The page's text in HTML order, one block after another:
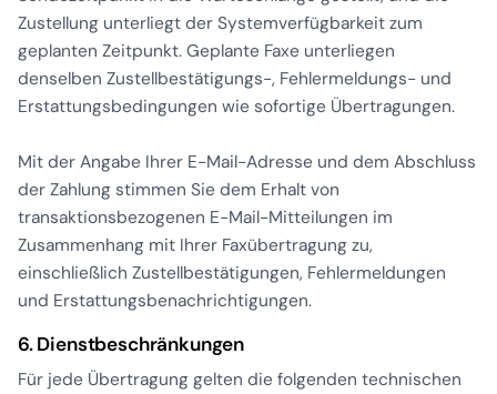
Zustellung unterliegt der Systemverfügbarkeit zum
geplanten Zeitpunkt. Geplante Faxe unterliegen
denselben Zustellbestätigungs-, Fehlermeldungs- und
Erstattungsbedingungen wie sofortige Übertragungen.
Mit der Angabe Ihrer E-Mail-Adresse und dem Abschluss
der Zahlung stimmen Sie dem Erhalt von
transaktionsbezogenen E-Mail-Mitteilungen im
Zusammenhang mit Ihrer Faxübertragung zu,
einschließlich Zustellbestätigungen, Fehlermeldungen
und Erstattungsbenachrichtigungen.
6. Dienstbeschränkungen
Für jede Übertragung gelten die folgenden technischen